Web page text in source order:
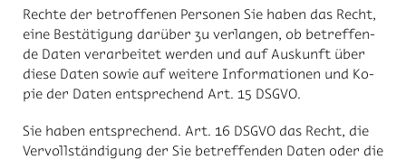
Rech­te der be­trof­fe­nen Per­so­nen Sie ha­ben das Recht,
eine Be­stä­ti­gung dar­über zu ver­lan­gen, ob be­tref­fen­
de Da­ten ver­ar­bei­tet wer­den und auf Aus­kunft über
die­se Da­ten so­wie auf wei­te­re In­for­ma­tio­nen und Ko­
pie der Da­ten ent­spre­chend Art. 15 DS­GVO.
Sie ha­ben ent­spre­chend. Art. 16 DS­GVO das Recht, die
Ver­voll­stän­di­gung der Sie be­tref­fen­den Da­ten oder die